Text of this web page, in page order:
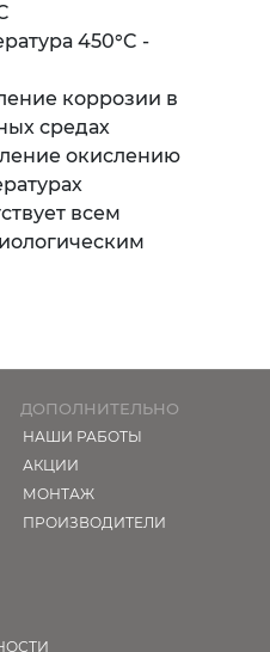
450°C -
коррозии в
средах
окислению
всем
ДОПОЛНИТЕЛЬНО
НАШИ РАБОТЫ
АКЦИИ
МОНТАЖ
ПРОИЗВОДИТЕЛИ